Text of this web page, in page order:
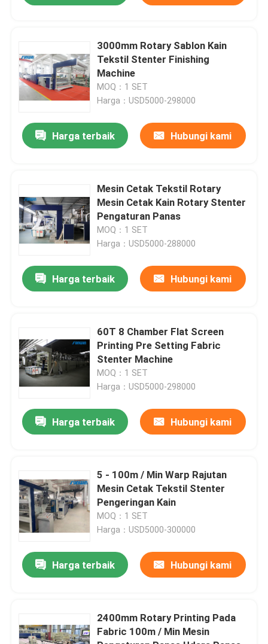
Tentang kita
3000mm Rotary Sablon Kain
Tekstil Stenter Finishing
Machine
MOQ：1 SET
Harga：USD5000-298000
Harga terbaik Hubungi kami
Mesin Cetak Tekstil Rotary
Mesin Cetak Kain Rotary Stenter
Pengaturan Panas
MOQ：1 SET
Harga：USD5000-288000
Harga terbaik Hubungi kami
60T 8 Chamber Flat Screen
Printing Pre Setting Fabric
Stenter Machine
MOQ：1 SET
Harga：USD5000-298000
Harga terbaik Hubungi kami
5 - 100m / Min Warp Rajutan
Mesin Cetak Tekstil Stenter
Pengeringan Kain
MOQ：1 SET
Harga：USD5000-300000
Harga terbaik Hubungi kami
2400mm Rotary Printing Pada
Fabric 100m / Min Mesin